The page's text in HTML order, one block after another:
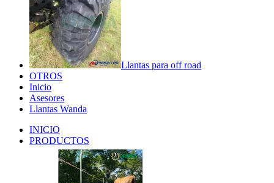
Llantas para off road
OTROS
Inicio
Asesores
Llantas Wanda
INICIO
PRODUCTOS